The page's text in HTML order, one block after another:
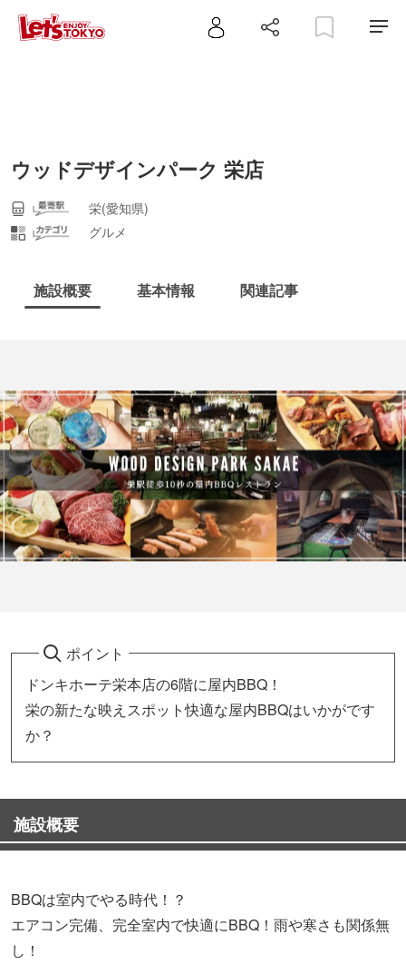
ウッドデザインパーク 栄店
栄(愛知県)
グルメ
施設概要 基本情報 関連記事
ポイント
ドンキホーテ栄本店の6階に屋内BBQ！
栄の新たな映えスポット快適な屋内BBQはいかがです
か？
施設概要
BBQは室内でやる時代！？
エアコン完備、完全室内で快適にBBQ！雨や寒さも関係無
し！